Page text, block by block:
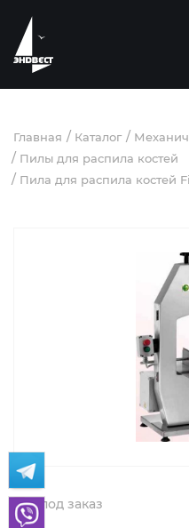
Главная Каталог
Пилы для распила костей
Пила для распила костей
под заказ